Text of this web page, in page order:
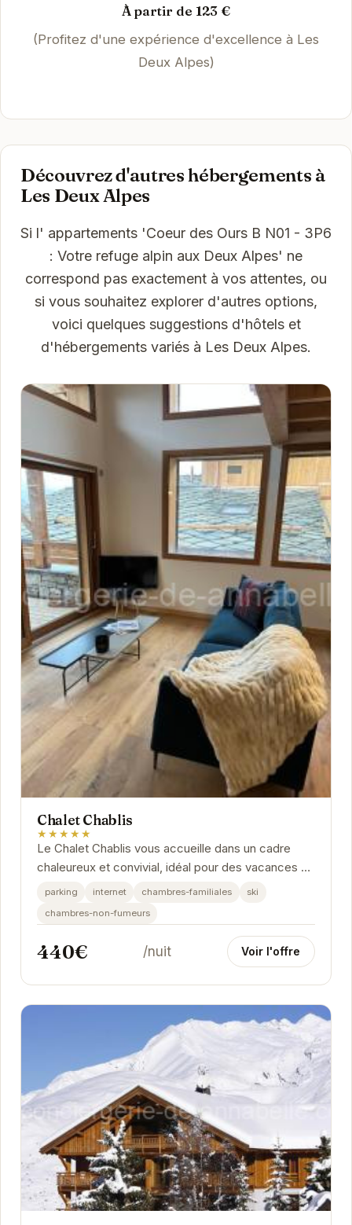
À partir de 123 €
(Profitez d'une expérience d'excellence à Les
Deux Alpes)
Découvrez d'autres hébergements à
Les Deux Alpes
Si l' appartements 'Coeur des Ours B N01 - 3P6
: Votre refuge alpin aux Deux Alpes' ne
correspond pas exactement à vos attentes, ou
si vous souhaitez explorer d'autres options,
voici quelques suggestions d'hôtels et
d'hébergements variés à Les Deux Alpes.
Chalet Chablis
★★★★★
Le Chalet Chablis vous accueille dans un cadre
chaleureux et convivial, idéal pour des vacances en
famille ou entre amis. Profitez d'un accès...
parking internet chambres-familiales
ski
chambres-non-fumeurs
440€ /nuit Voir l'offre